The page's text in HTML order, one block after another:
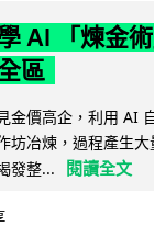
AI 「煉金
區
金價高企，利用 AI
坊冶煉，過程產生
發整...
閱讀全文